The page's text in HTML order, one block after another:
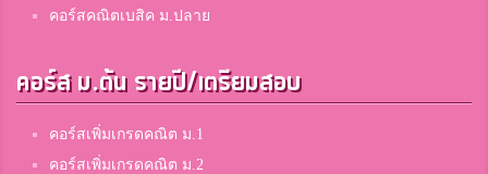
คอร์สคณิตเบสิค ม.ปลาย
คอร์ส ม.ต้น รายปี/เตรียมสอบ
คอร์สเพิ่มเกรดคณิต ม.1
คอร์สเพิ่มเกรดคณิต ม.2